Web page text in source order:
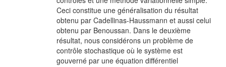
Ceci constitue une généralisation du résultat
obtenu par Cadellinas-Haussmann et aussi celui
obtenu par Benoussan. Dans le deuxième
résultat, nous considérons un problème de
contrôle stochastique où le système est
gouverné par une équation différentiel